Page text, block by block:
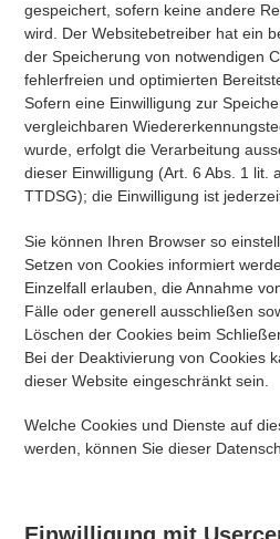
gespeichert, sofern keine andere
wird. Der Websitebetreiber hat ein
der Speicherung von notwendigen
fehlerfreien und optimierten
Sofern eine Einwilligung zur
vergleichbaren
wurde, erfolgt die Verarbeitung
dieser Einwilligung (Art. 6 Abs. 1 lit.
TTDSG); die Einwilligung ist
Sie können Ihren Browser so
Setzen von Cookies informiert
Einzelfall erlauben, die Annahme
Fälle oder generell ausschließen
Löschen der Cookies beim
Bei der Deaktivierung von Cookies
dieser Website eingeschränkt sein.
Welche Cookies und Dienste auf
werden, können Sie dieser